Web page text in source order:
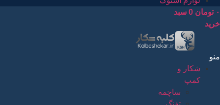
۰ تومان 0 سبد
خرید
منو
شکار و
کمپ
ساچمه